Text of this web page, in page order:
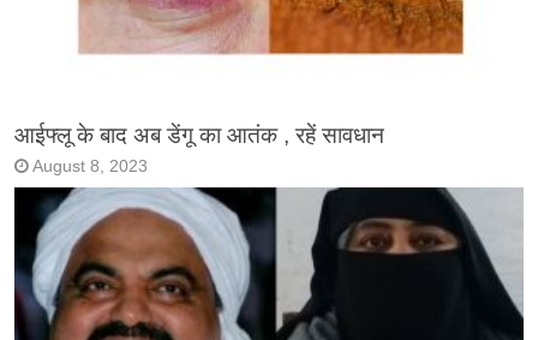
आईफ्लू के बाद अब डेंगू का आतंक , रहें सावधान
August 8, 2023